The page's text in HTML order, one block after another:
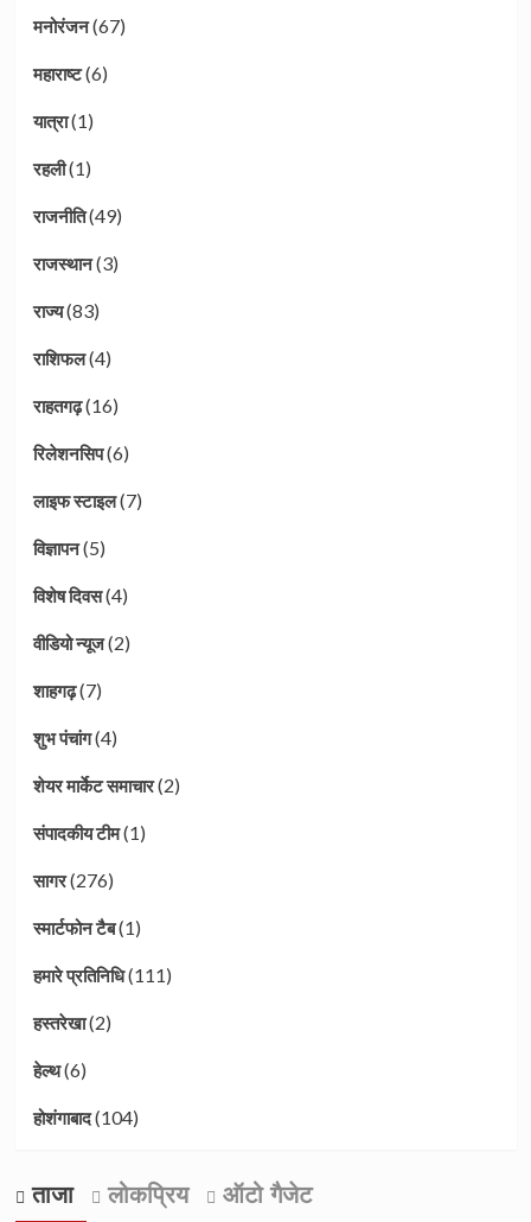
मनोरंजन(67)
महाराष्ट(6)
यात्रा(1)
रहली(1)
राजनीति(49)
राजस्थान(3)
राज्य(83)
राशिफल(4)
राहतगढ़(16)
रिलेशनसिप(6)
लाइफ स्टाइल(7)
विज्ञापन(5)
विशेष दिवस(4)
वीडियो न्यूज(2)
शाहगढ़(7)
शुभ पंचांग(4)
शेयर मार्केट समाचार(2)
संपादकीय टीम(1)
सागर(276)
स्मार्टफोन टैब(1)
हमारे प्रतिनिधि(111)
हस्तरेखा(2)
हेल्थ(6)
होशंगाबाद(104)
ताजा लोकप्रिय ऑटो गैजेट